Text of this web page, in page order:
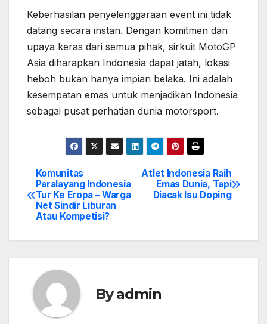
Keberhasilan penyelenggaraan event ini tidak
datang secara instan. Dengan komitmen dan
upaya keras dari semua pihak, sirkuit MotoGP
Asia diharapkan Indonesia dapat jatah, lokasi
heboh bukan hanya impian belaka. Ini adalah
kesempatan emas untuk menjadikan Indonesia
sebagai pusat perhatian dunia motorsport.
Post
navigation
Atlet Indonesia Raih
Emas Dunia, Tapi
Diacak Isu Doping
Komunitas
Paralayang Indonesia
Tur Ke Eropa – Warga
Net Sindir Liburan
Atau Kompetisi?
Byadmin